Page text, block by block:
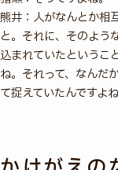
熊井：人がなんとか相
と。それに、そのよう
込まれていたというこ
ね。それって、なんだ
て捉えていたんですよね